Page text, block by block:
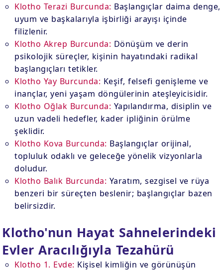
Klotho Terazi Burcunda: Başlangıçlar daima denge,
uyum ve başkalarıyla işbirliği arayışı içinde
filizlenir.
Klotho Akrep Burcunda: Dönüşüm ve derin
psikolojik süreçler, kişinin hayatındaki radikal
başlangıçları tetikler.
Klotho Yay Burcunda: Keşif, felsefi genişleme ve
inançlar, yeni yaşam döngülerinin ateşleyicisidir.
Klotho Oğlak Burcunda: Yapılandırma, disiplin ve
uzun vadeli hedefler, kader ipliğinin örülme
şeklidir.
Klotho Kova Burcunda: Başlangıçlar orijinal,
topluluk odaklı ve geleceğe yönelik vizyonlarla
doludur.
Klotho Balık Burcunda: Yaratım, sezgisel ve rüya
benzeri bir süreçten beslenir; başlangıçlar bazen
belirsizdir.
Klotho'nun Hayat Sahnelerindeki
Evler Aracılığıyla Tezahürü
Klotho 1. Evde: Kişisel kimliğin ve görünüşün